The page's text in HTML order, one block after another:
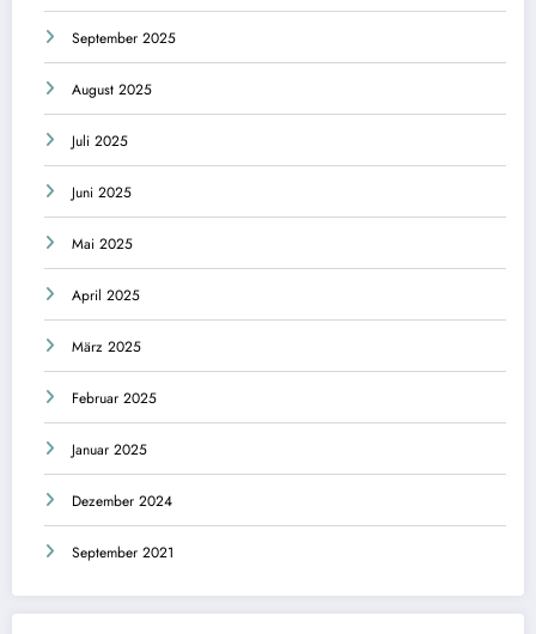
September 2025
August 2025
Juli 2025
Juni 2025
Mai 2025
April 2025
März 2025
Februar 2025
Januar 2025
Dezember 2024
September 2021